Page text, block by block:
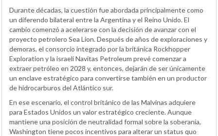
Durante décadas, la cuestión fue abordada principalmente como
un diferendo bilateral entre la Argentina y el Reino Unido. El
cambio comenzó a acelerarse con la decisión de avanzar con el
proyecto petrolero Sea Lion. Después de años de exploraciones y
demoras, el consorcio integrado por la británica Rockhopper
Exploration y la israelí Navitas Petroleum prevé comenzar a
extraer petróleo en 2028 y, entonces, dejarán de ser únicamente
un enclave estratégico para convertirse también en un productor
de hidrocarburos del Atlántico sur.
En ese escenario, el control británico de las Malvinas adquiere
para Estados Unidos un valor estratégico creciente. Aunque
mantiene una posición de neutralidad formal sobre la soberanía,
Washington tiene pocos incentivos para alterar un status quo